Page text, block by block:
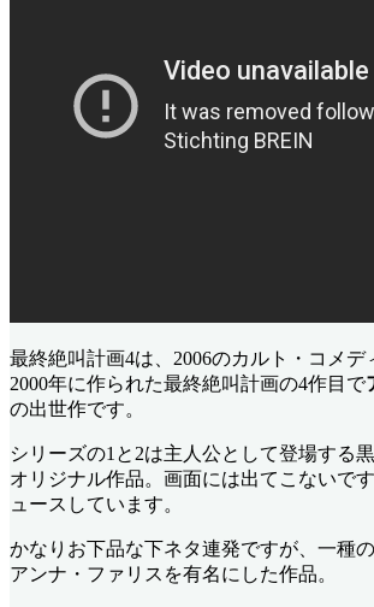
最終絶叫計画4は、2006のカルト・コメデ
2000年に作られた最終絶叫計画の4作目で
の出世作です。
シリーズの1と2は主人公として登場する
オリジナル作品。画面には出てこないで
ュースしています。
かなりお下品な下ネタ連発ですが、一種
アンナ・ファリスを有名にした作品。